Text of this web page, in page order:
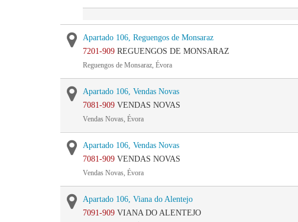
Apartado 106, Reguengos de Monsaraz
7201-909 REGUENGOS DE MONSARAZ
Reguengos de Monsaraz, Évora
Apartado 106, Vendas Novas
7081-909 VENDAS NOVAS
Vendas Novas, Évora
Apartado 106, Vendas Novas
7081-909 VENDAS NOVAS
Vendas Novas, Évora
Apartado 106, Viana do Alentejo
7091-909 VIANA DO ALENTEJO